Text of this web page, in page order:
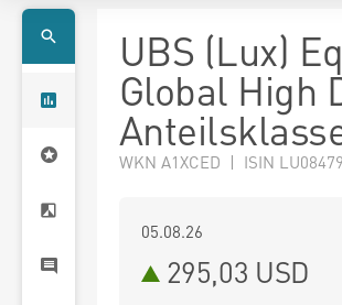
UBS (Lux)
Global High
WKN A1XCED | ISIN
05.08.26
295,03 USD